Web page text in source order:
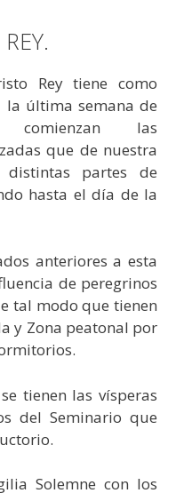
Rey tiene como
última semana de
comienzan las
que de nuestra
partes de
hasta el día de la
anteriores a esta
de peregrinos
tal modo que tienen
y Zona peatonal por
tienen las vísperas
del Seminario que
Solemne con los